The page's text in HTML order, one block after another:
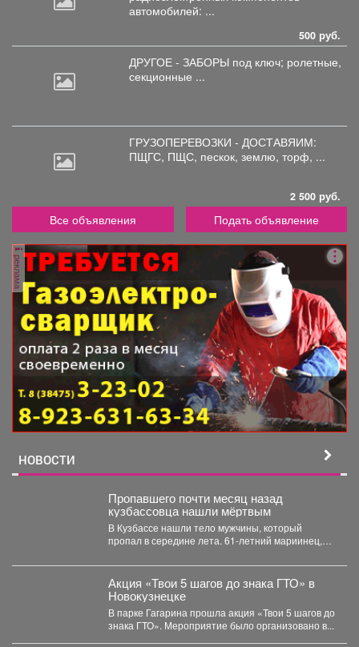
автомобилей: ...
500 руб.
ДРУГОЕ - ЗАБОРЫ под ключ; ролетные,
секционные ...
ГРУЗОПЕРЕВОЗКИ - ДОСТАВЯИМ:
ПЩГС, ПЩС, пескок, землю, торф, ...
2 500 руб.
Все объявления Подать объявление
реклама
НОВОСТИ
Пропавшего почти месяц назад
кузбассовца нашли мёртвым
В Кузбассе нашли тело мужчины, который
пропал в середине лета. 61-летний мариинец,
Акция «Твои 5 шагов до знака ГТО» в
Новокузнецке
В парке Гагарина прошла акция «Твои 5 шагов до
знака ГТО». Мероприятие было организовано в...